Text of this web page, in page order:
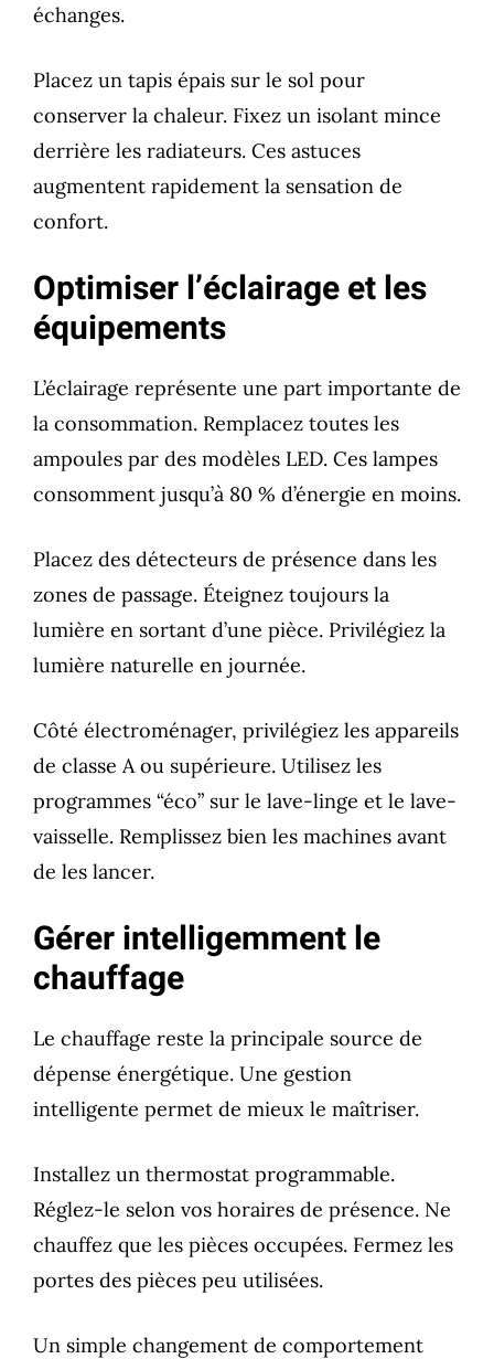
échanges.
Placez un tapis épais sur le sol pour
conserver la chaleur. Fixez un isolant mince
derrière les radiateurs. Ces astuces
augmentent rapidement la sensation de
confort.
Optimiser l’éclairage et les
équipements
L’éclairage représente une part importante de
la consommation. Remplacez toutes les
ampoules par des modèles LED. Ces lampes
consomment jusqu’à 80 % d’énergie en moins.
Placez des détecteurs de présence dans les
zones de passage. Éteignez toujours la
lumière en sortant d’une pièce. Privilégiez la
lumière naturelle en journée.
Côté électroménager, privilégiez les appareils
de classe A ou supérieure. Utilisez les
programmes “éco” sur le lave-linge et le lave-
vaisselle. Remplissez bien les machines avant
de les lancer.
Gérer intelligemment le
chauffage
Le chauffage reste la principale source de
dépense énergétique. Une gestion
intelligente permet de mieux le maîtriser.
Installez un thermostat programmable.
Réglez-le selon vos horaires de présence. Ne
chauffez que les pièces occupées. Fermez les
portes des pièces peu utilisées.
Un simple changement de comportement